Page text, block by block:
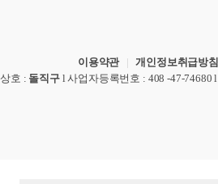
이용약관 |개인정보취급방침
상호 : 돌직구 l사업자등록번호 : 408 -47-74680 l